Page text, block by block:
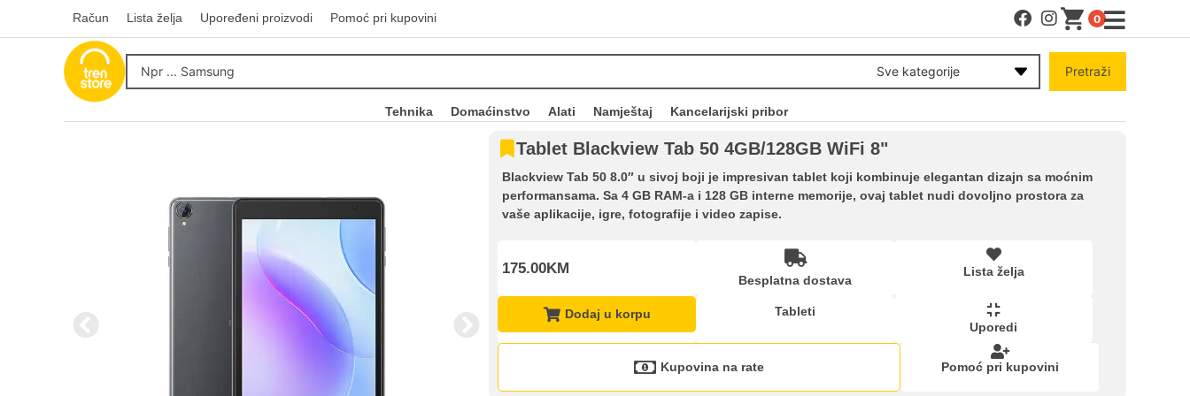
Račun Lista želja Upoređeni proizvodi Pomoć pri kupovini 0
Sve kategorije Pretraži
Tehnika Domaćinstvo Alati Namještaj Kancelarijski pribor
Tablet Blackview Tab 50 4GB/128GB WiFi 8"
Blackview Tab 50 8.0″ u sivoj boji je impresivan tablet koji kombinuje elegantan dizajn sa moćnim
performansama. Sa 4 GB RAM-a i 128 GB interne memorije, ovaj tablet nudi dovoljno prostora za
vaše aplikacije, igre, fotografije i video zapise.
175.00KM
Besplatna dostava
Lista želja
Dodaj u korpu
Tableti
Uporedi
Kupovina na rate Pomoć pri kupovini
Račun
Lista želja